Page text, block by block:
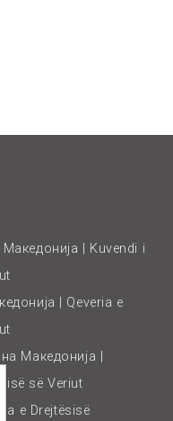
| Kuvendi i
| Qeveria e
Македонија |
së Veriut
e Drejtësisë